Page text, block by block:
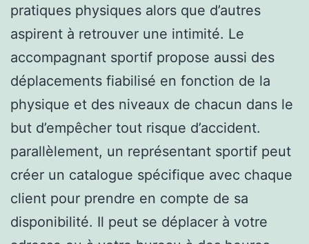
pratiques physiques alors que d’autres
aspirent à retrouver une intimité. Le
accompagnant sportif propose aussi des
déplacements fiabilisé en fonction de la
physique et des niveaux de chacun dans le
but d’empêcher tout risque d’accident.
parallèlement, un représentant sportif peut
créer un catalogue spécifique avec chaque
client pour prendre en compte de sa
disponibilité. Il peut se déplacer à votre